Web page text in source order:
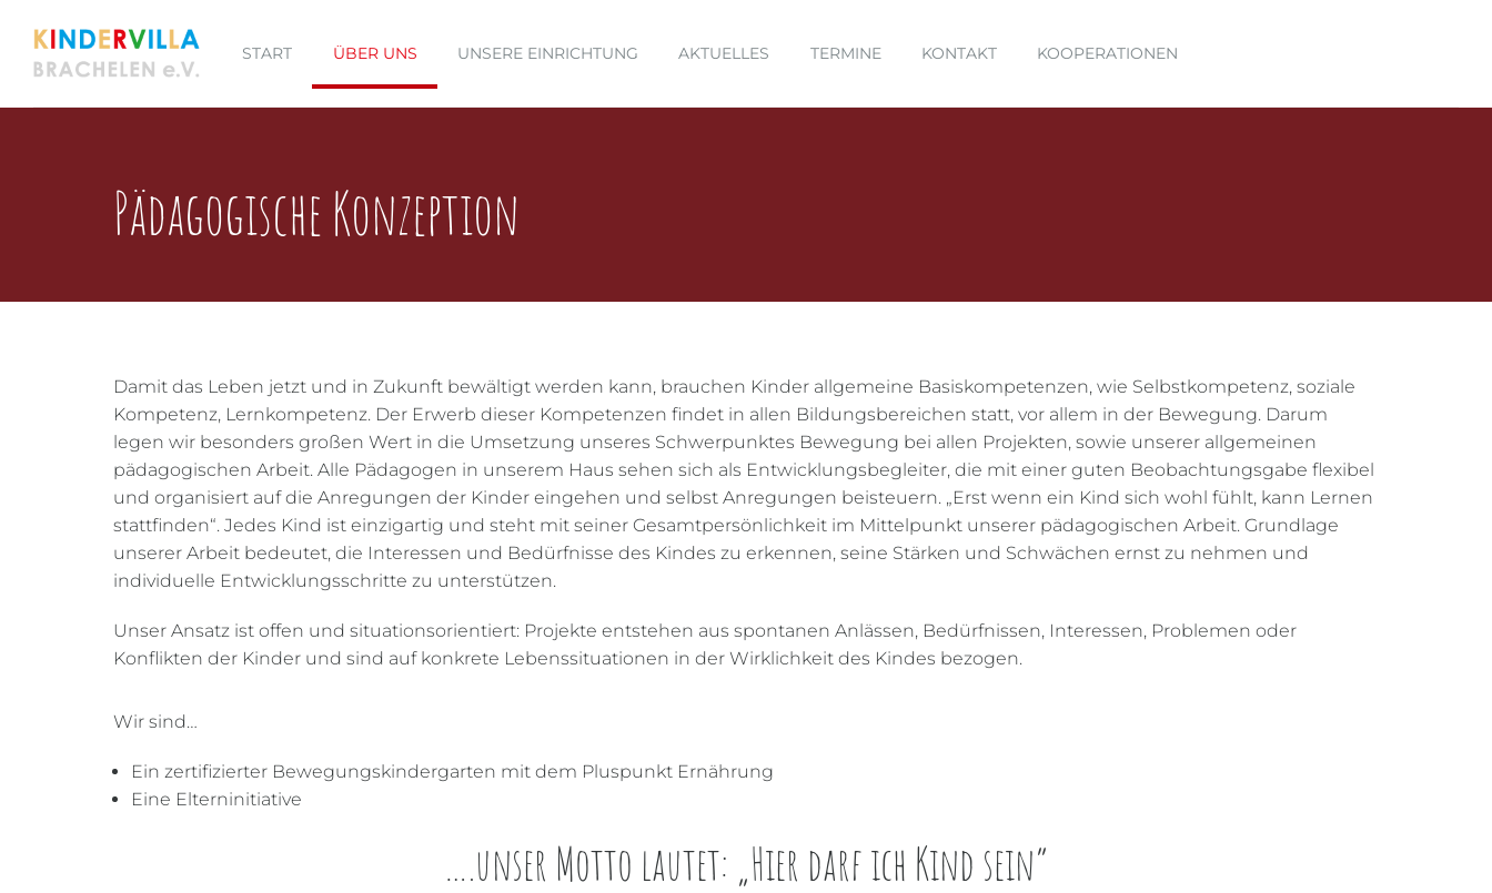
START ÜBER UNS UNSERE EINRICHTUNG AKTUELLES TERMINE KONTAKT KOOPERATIONEN
Pädagogische Konzeption
Damit das Leben jetzt und in Zukunft bewältigt werden kann, brauchen Kinder allgemeine Basiskompetenzen, wie Selbstkompetenz, soziale
Kompetenz, Lernkompetenz. Der Erwerb dieser Kompetenzen findet in allen Bildungsbereichen statt, vor allem in der Bewegung. Darum
legen wir besonders großen Wert in die Umsetzung unseres Schwerpunktes Bewegung bei allen Projekten, sowie unserer allgemeinen
pädagogischen Arbeit. Alle Pädagogen in unserem Haus sehen sich als Entwicklungsbegleiter, die mit einer guten Beobachtungsgabe flexibel
und organisiert auf die Anregungen der Kinder eingehen und selbst Anregungen beisteuern. „Erst wenn ein Kind sich wohl fühlt, kann Lernen
stattfinden“. Jedes Kind ist einzigartig und steht mit seiner Gesamtpersönlichkeit im Mittelpunkt unserer pädagogischen Arbeit. Grundlage
unserer Arbeit bedeutet, die Interessen und Bedürfnisse des Kindes zu erkennen, seine Stärken und Schwächen ernst zu nehmen und
individuelle Entwicklungsschritte zu unterstützen.
Unser Ansatz ist offen und situationsorientiert: Projekte entstehen aus spontanen Anlässen, Bedürfnissen, Interessen, Problemen oder
Konflikten der Kinder und sind auf konkrete Lebenssituationen in der Wirklichkeit des Kindes bezogen.
Wir sind…
Ein zertifizierter Bewegungskindergarten mit dem Pluspunkt Ernährung
Eine Elterninitiative
….unser Motto lautet: „Hier darf ich Kind sein“